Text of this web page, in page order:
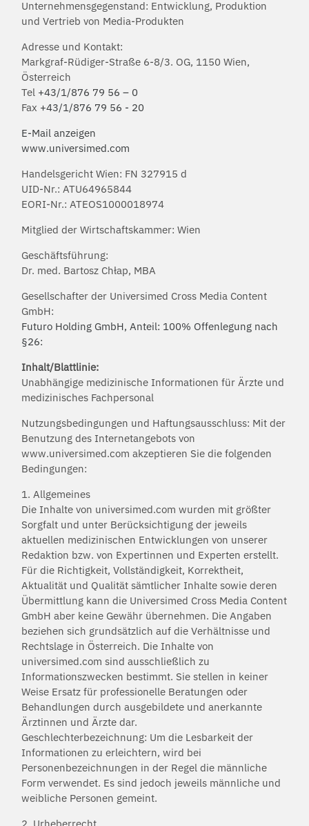
Unternehmensgegenstand: Entwicklung, Produktion
und Vertrieb von Media-Produkten
Adresse und Kontakt:
Markgraf-Rüdiger-Straße 6-8/3. OG, 1150 Wien,
Österreich
Tel +43/1/876 79 56 – 0
Fax +43/1/876 79 56 - 20
E-Mail anzeigen
www.universimed.com
Handelsgericht Wien: FN 327915 d
UID-Nr.: ATU64965844
EORI-Nr.: ATEOS1000018974
Mitglied der Wirtschaftskammer: Wien
Geschäftsführung:
Dr. med. Bartosz Chłap, MBA
Gesellschafter der Universimed Cross Media Content
GmbH:
Futuro Holding GmbH, Anteil: 100% Offenlegung nach
§26:
Inhalt/Blattlinie:
Unabhängige medizinische Informationen für Ärzte und
medizinisches Fachpersonal
Nutzungsbedingungen und Haftungsausschluss: Mit der
Benutzung des Internetangebots von
www.universimed.com akzeptieren Sie die folgenden
Bedingungen:
1. Allgemeines
Die Inhalte von universimed.com wurden mit größter
Sorgfalt und unter Berücksichtigung der jeweils
aktuellen medizinischen Entwicklungen von unserer
Redaktion bzw. von Expertinnen und Experten erstellt.
Für die Richtigkeit, Vollständigkeit, Korrektheit,
Aktualität und Qualität sämtlicher Inhalte sowie deren
Übermittlung kann die Universimed Cross Media Content
GmbH aber keine Gewähr übernehmen. Die Angaben
beziehen sich grundsätzlich auf die Verhältnisse und
Rechtslage in Österreich. Die Inhalte von
universimed.com sind ausschließlich zu
Informationszwecken bestimmt. Sie stellen in keiner
Weise Ersatz für professionelle Beratungen oder
Behandlungen durch ausgebildete und anerkannte
Ärztinnen und Ärzte dar.
Geschlechterbezeichnung: Um die Lesbarkeit der
Informationen zu erleichtern, wird bei
Personenbezeichnungen in der Regel die männliche
Form verwendet. Es sind jedoch jeweils männliche und
weibliche Personen gemeint.
2. Urheberrecht